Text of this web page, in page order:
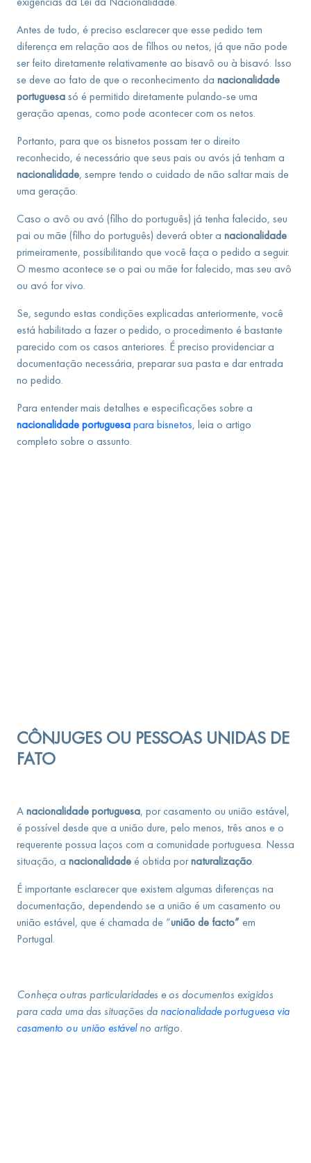
Antes de tudo, é preciso esclarecer que esse pedido tem
diferença em relação aos de filhos ou netos, já que não pode
ser feito diretamente relativamente ao bisavô ou à bisavó. Isso
se deve ao fato de que o reconhecimento da nacionalidade
portuguesa só é permitido diretamente pulando-se uma
geração apenas, como pode acontecer com os netos.
Portanto, para que os bisnetos possam ter o direito
reconhecido, é necessário que seus pais ou avós já tenham a
nacionalidade, sempre tendo o cuidado de não saltar mais de
uma geração.
Caso o avô ou avó (filho do português) já tenha falecido, seu
pai ou mãe (filho do português) deverá obter a nacionalidade
primeiramente, possibilitando que você faça o pedido a seguir.
O mesmo acontece se o pai ou mãe for falecido, mas seu avô
ou avó for vivo.
Se, segundo estas condições explicadas anteriormente, você
está habilitado a fazer o pedido, o procedimento é bastante
parecido com os casos anteriores. É preciso providenciar a
documentação necessária, preparar sua pasta e dar entrada
no pedido.
Para entender mais detalhes e especificações sobre a
nacionalidade portuguesa para bisnetos, leia o artigo
completo sobre o assunto.
CÔNJUGES OU PESSOAS UNIDAS DE
FATO
A nacionalidade portuguesa, por casamento ou união estável,
é possível desde que a união dure, pelo menos, três anos e o
requerente possua laços com a comunidade portuguesa. Nessa
situação, a nacionalidade é obtida pornaturalização.
É importante esclarecer que existem algumas diferenças na
documentação, dependendo se a união é um casamento ou
união estável, que é chamada de “união de facto” em
Portugal.
Conheça outras particularidades e os documentos exigidos
para cada uma das situações da nacionalidade portuguesa via
casamento ou união estávelno artigo.